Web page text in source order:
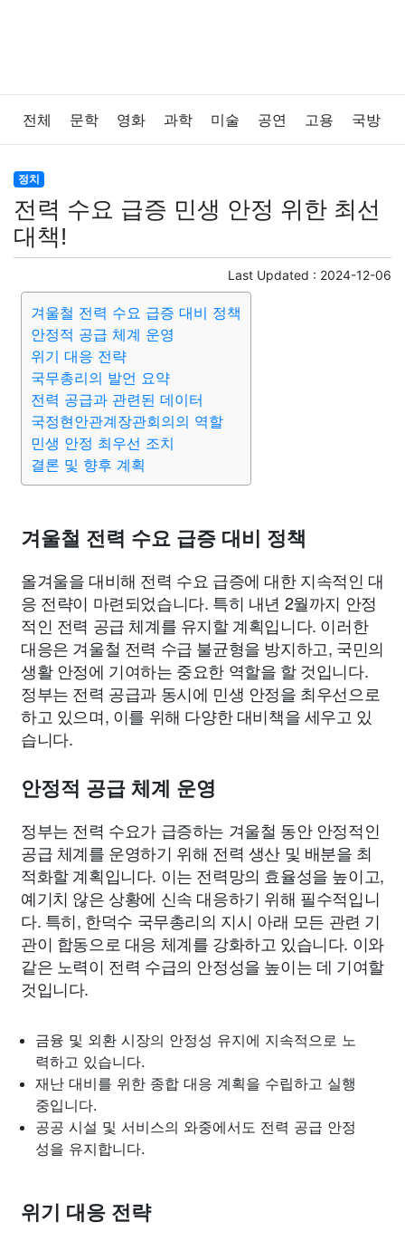
전체 문학 영화 과학 미술 공연 고용 국방
법률
보건 질병 가요 방송 일상 주식 암호화폐
반려동물 패션 미용
증권 인테리어 요리 상품리뷰
게임 스포츠 사진
맛집 IT 컴퓨터 기술 종교
의료 의학 경제
정치
전력 수요 급증 민생 안정 위한 최선
대책!
Last Updated : 2024-12-06
겨울철 전력 수요 급증 대비 정책
안정적 공급 체계 운영
위기 대응 전략
국무총리의 발언 요약
전력 공급과 관련된 데이터
국정현안관계장관회의의 역할
민생 안정 최우선 조치
결론 및 향후 계획
겨울철 전력 수요 급증 대비 정책
올겨울을 대비해 전력 수요 급증에 대한 지속적인 대
응 전략이 마련되었습니다. 특히 내년 2월까지 안정
적인 전력 공급 체계를 유지할 계획입니다. 이러한
대응은 겨울철 전력 수급 불균형을 방지하고, 국민의
생활 안정에 기여하는 중요한 역할을 할 것입니다.
정부는 전력 공급과 동시에 민생 안정을 최우선으로
하고 있으며, 이를 위해 다양한 대비책을 세우고 있
습니다.
안정적 공급 체계 운영
정부는 전력 수요가 급증하는 겨울철 동안 안정적인
공급 체계를 운영하기 위해 전력 생산 및 배분을 최
적화할 계획입니다. 이는 전력망의 효율성을 높이고,
예기치 않은 상황에 신속 대응하기 위해 필수적입니
다. 특히, 한덕수 국무총리의 지시 아래 모든 관련 기
관이 합동으로 대응 체계를 강화하고 있습니다. 이와
같은 노력이 전력 수급의 안정성을 높이는 데 기여할
것입니다.
금융 및 외환 시장의 안정성 유지에 지속적으로 노
력하고 있습니다.
재난 대비를 위한 종합 대응 계획을 수립하고 실행
중입니다.
공공 시설 및 서비스의 와중에서도 전력 공급 안정
성을 유지합니다.
위기 대응 전략